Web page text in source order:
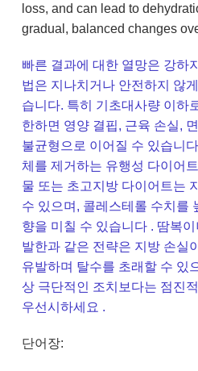
loss, and can lead to
gradual, balanced changes
빠른 결과에 대한 열망은 강하
법은 지나치거나 안전하지 않
습니다. 특히 기초대사량 이하
한하면 영양 결핍, 근육 손실,
불균형으로 이어질 수 있습니
체를 제거하는 유행성 다이어
물 또는 초고지방 다이어트는
수 있으며, 콜레스테롤 수치를
향을 미칠 수 있습니다 . 땀복
발한과 같은 전략은 지방 손실
유발하며 탈수를 초래할 수 있
상 극단적인 조치보다는 점진
우선시하세요 .
단어장: